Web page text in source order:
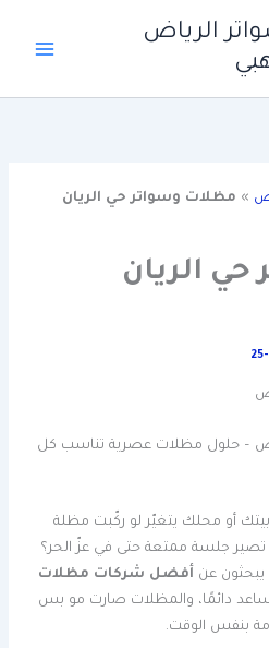
الرياض
» مظلات وسواتر حي الريان
الريان
– حلول مظلات عصرية تناسب كل
أو محلك يتغيّر لو ركّبت مظلة
تصير جلسة ممتعة حتى في عزّ الحر؟
يبحثون عن أفضل شركات مظلات
دائمًا، والمظلات صارت مو بس
بنفس الوقت.